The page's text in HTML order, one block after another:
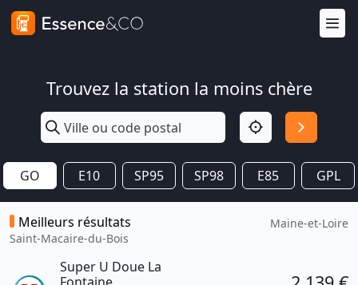
Trouvez la station la moins chère
GO E10 SP95 SP98 E85 GPL
Meilleurs résultats
Saint-Macaire-du-Bois
Maine-et-Loire
Super U Doue La